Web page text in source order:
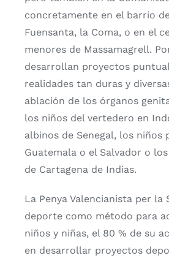
concretamente en el barrio
Fuensanta, la Coma, o en el
menores de Massamagrell.
desarrollan proyectos
realidades tan duras y
ablación de los órganos
los niños del vertedero en
albinos de Senegal, los niños
Guatemala o el Salvador o
de Cartagena de Indias.
La Penya Valencianista per
deporte como método para
niños y niñas, el 80 % de su
en desarrollar proyectos